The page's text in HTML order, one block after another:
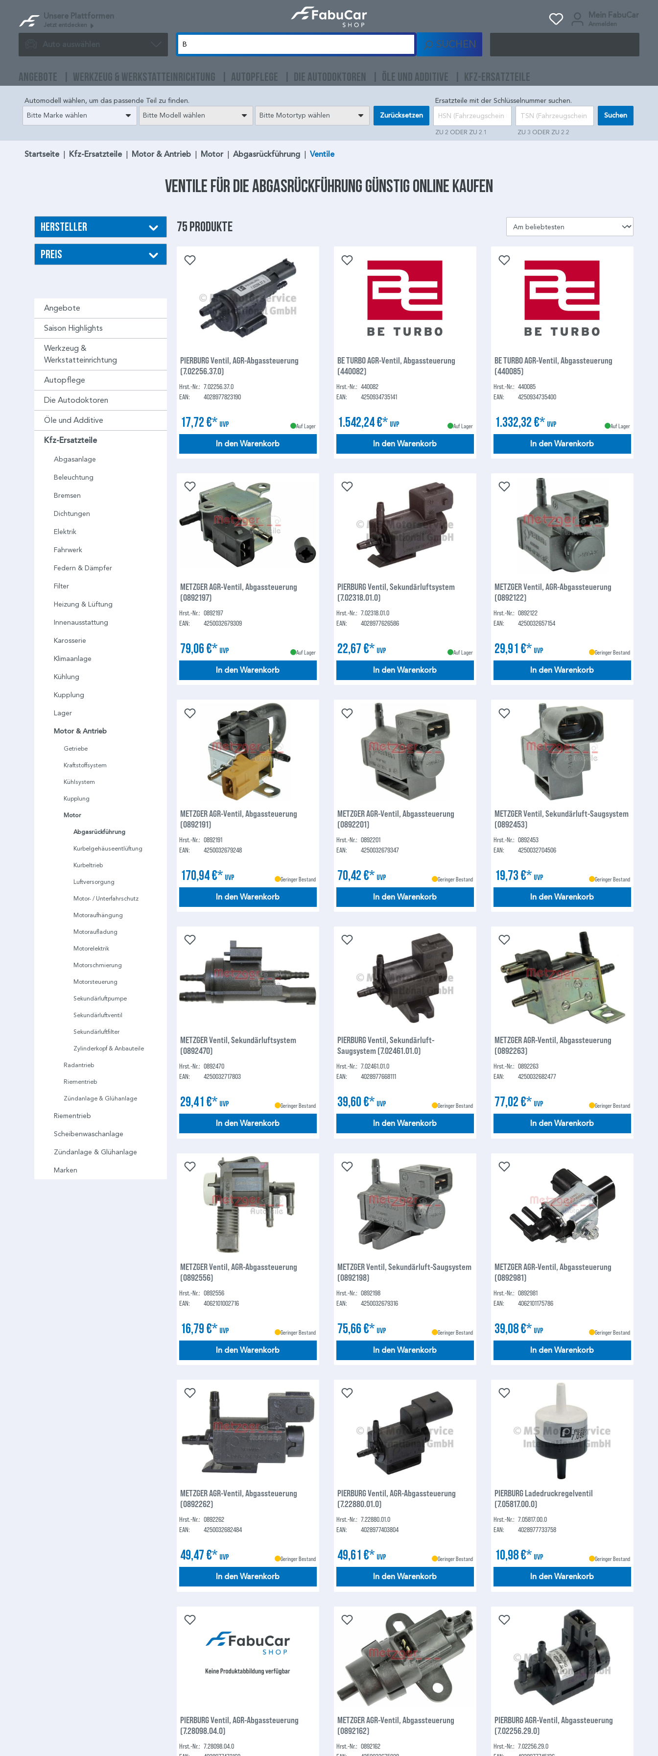
Unsere Plattformen
Jetzt entdecken
Mein FabuCar
Anmelden
Auto auswählen SUCHEN
ANGEBOTE WERKZEUG & WERKSTATTEINRICHTUNG AUTOPFLEGE DIE AUTODOKTOREN ÖLE UND ADDITIVE KFZ-ERSATZTEILE
Automodell wählen, um das passende Teil zu finden.
Bitte Marke wählen
Bitte Modell wählen Bitte Motortyp wählen Zurücksetzen
Ersatzteile mit der Schlüsselnummer suchen.
ZU 2 ODER ZU 2.1 ZU 3 ODER ZU 2.2
Suchen
Startseite Kfz-Ersatzteile Motor & Antrieb Motor Abgasrückführung Ventile
Ventile für dieAbgasrückführung günstig online kaufen
Hersteller
Preis
Angebote
Saison Highlights
Werkzeug &
Werkstatteinrichtung
Autopflege
Die Autodoktoren
Öle und Additive
Kfz-Ersatzteile
Abgasanlage
Beleuchtung
Bremsen
Dichtungen
Elektrik
Fahrwerk
Federn & Dämpfer
Filter
Heizung & Lüftung
Innenausstattung
Karosserie
Klimaanlage
Kühlung
Kupplung
Lager
Motor & Antrieb
Getriebe
Kraftstoffsystem
Kühlsystem
Kupplung
Motor
Abgasrückführung
Kurbelgehäuseentlüftung
Kurbeltrieb
Luftversorgung
Motor- / Unterfahrschutz
Motoraufhängung
Motoraufladung
Motorelektrik
Motorschmierung
Motorsteuerung
Sekundärluftpumpe
Sekundärluftventil
Sekundärluftfilter
Zylinderkopf & Anbauteile
Radantrieb
Riementrieb
Zündanlage & Glühanlage
Riementrieb
Scheibenwaschanlage
Zündanlage & Glühanlage
Marken
75 Produkte
PIERBURG Ventil, AGR-Abgassteuerung
(7.02256.37.0)
Hrst.-Nr.: 7.02256.37.0
EAN:
4028977823190
17,72 €* UVP Auf Lager
In den Warenkorb
BE TURBO AGR-Ventil, Abgassteuerung
(440082)
Hrst.-Nr.: 440082
EAN:
4250934735141
1.542,24 €* UVP Auf Lager
In den Warenkorb
BE TURBO AGR-Ventil, Abgassteuerung
(440085)
Hrst.-Nr.: 440085
EAN:
4250934735400
1.332,32 €* UVP Auf Lager
In den Warenkorb
METZGER AGR-Ventil, Abgassteuerung
(0892197)
Hrst.-Nr.: 0892197
EAN:
4250032679309
79,06 €* UVP Auf Lager
In den Warenkorb
PIERBURG Ventil, Sekundärluftsystem
(7.02318.01.0)
Hrst.-Nr.: 7.02318.01.0
EAN:
4028977626586
22,67 €* UVP Auf Lager
In den Warenkorb
METZGER Ventil, AGR-Abgassteuerung
(0892122)
Hrst.-Nr.: 0892122
EAN:
4250032657154
29,91 €* UVP Geringer Bestand
In den Warenkorb
METZGER AGR-Ventil, Abgassteuerung
(0892191)
Hrst.-Nr.: 0892191
EAN:
4250032679248
170,94 €* UVP Geringer Bestand
In den Warenkorb
METZGER AGR-Ventil, Abgassteuerung
(0892201)
Hrst.-Nr.: 0892201
EAN:
4250032679347
70,42 €* UVP Geringer Bestand
In den Warenkorb
METZGER Ventil, Sekundärluft-Saugsystem
(0892453)
Hrst.-Nr.: 0892453
EAN:
4250032704506
19,73 €* UVP Geringer Bestand
In den Warenkorb
METZGER Ventil, Sekundärluftsystem
(0892470)
Hrst.-Nr.: 0892470
EAN:
4250032717803
29,41 €* UVP Geringer Bestand
In den Warenkorb
PIERBURG Ventil, Sekundärluft-
Saugsystem (7.02461.01.0)
Hrst.-Nr.: 7.02461.01.0
EAN:
4028977668111
39,60 €* UVP Geringer Bestand
In den Warenkorb
METZGER AGR-Ventil, Abgassteuerung
(0892263)
Hrst.-Nr.: 0892263
EAN:
4250032682477
77,02 €* UVP Geringer Bestand
In den Warenkorb
METZGER Ventil, AGR-Abgassteuerung
(0892556)
Hrst.-Nr.: 0892556
EAN:
4062101002716
16,79 €* UVP Geringer Bestand
In den Warenkorb
METZGER Ventil, Sekundärluft-Saugsystem
(0892198)
Hrst.-Nr.: 0892198
EAN:
4250032679316
75,66 €* UVP Geringer Bestand
In den Warenkorb
METZGER AGR-Ventil, Abgassteuerung
(0892981)
Hrst.-Nr.: 0892981
EAN:
4062101175786
39,08 €* UVP Geringer Bestand
In den Warenkorb
METZGER AGR-Ventil, Abgassteuerung
(0892262)
Hrst.-Nr.: 0892262
EAN:
4250032682484
49,47 €* UVP Geringer Bestand
In den Warenkorb
PIERBURG Ventil, AGR-Abgassteuerung
(7.22880.01.0)
Hrst.-Nr.: 7.22880.01.0
EAN:
4028977403804
49,61 €* UVP Geringer Bestand
In den Warenkorb
PIERBURG Ladedruckregelventil
(7.05817.00.0)
Hrst.-Nr.: 7.05817.00.0
EAN:
4028977733758
10,98 €* UVP Geringer Bestand
In den Warenkorb
PIERBURG Ventil, AGR-Abgassteuerung
(7.28098.04.0)
Hrst.-Nr.: 7.28098.04.0
METZGER AGR-Ventil, Abgassteuerung
(0892162)
Hrst.-Nr.: 0892162
PIERBURG AGR-Ventil, Abgassteuerung
(7.02256.29.0)
Hrst.-Nr.: 7.02256.29.0